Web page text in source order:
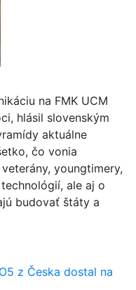
na FMK UCM
hlásil slovenským
aktuálne
čo vonia
youngtimery,
ale aj o
budovať štáty a
z Česka dostal na